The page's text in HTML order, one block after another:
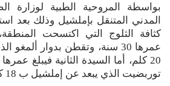
بواسطة المروحية الطبية لوزارة
المدني المتنقل بإملشيل وذلك بعد
كثافة الثلوج التي اكتسحت
عمرها 30 سنة، وتقطن بدوار
توربضيت الذي يبعد عن إملشيل ب 18 كلم.